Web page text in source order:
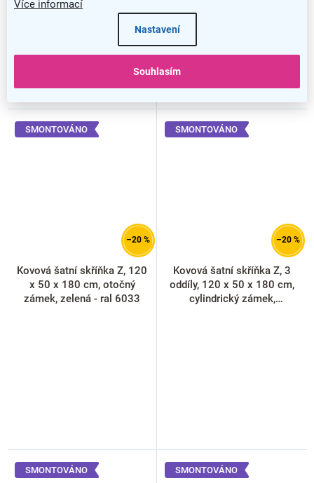
Více informací
Nastavení
Souhlasím
SMONTOVÁNO
–20 %
Kovová šatní skříňka Z, 120
x 50 x 180 cm, otočný
zámek, zelená - ral 6033
SMONTOVÁNO
–20 %
Kovová šatní skříňka Z, 3
oddíly, 120 x 50 x 180 cm,
cylindrický zámek,
SMONTOVÁNO SMONTOVÁNO